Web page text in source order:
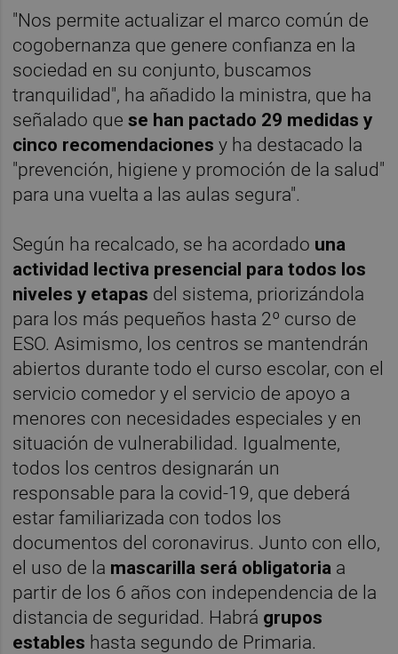
"Nos permite actualizar el marco común de
cogobernanza que genere confianza en la
sociedad en su conjunto, buscamos
tranquilidad", ha añadido la ministra, que ha
señalado quese han pactado 29 medidas y
cinco recomendaciones y ha destacado la
"prevención, higiene y promoción de la salud"
para una vuelta a las aulas segura".
Según ha recalcado, se ha acordado una
actividad lectiva presencial para todos los
niveles y etapas del sistema, priorizándola
para los más pequeños hasta 2º curso de
ESO. Asimismo, los centros se mantendrán
abiertos durante todo el curso escolar, con el
servicio comedor y el servicio de apoyo a
menores con necesidades especiales y en
situación de vulnerabilidad. Igualmente,
todos los centros designarán un
responsable para la covid-19, que deberá
estar familiarizada con todos los
documentos del coronavirus. Junto con ello,
el uso de la mascarilla será obligatoria a
partir de los 6 años con independencia de la
distancia de seguridad. Habrá grupos
estables hasta segundo de Primaria.